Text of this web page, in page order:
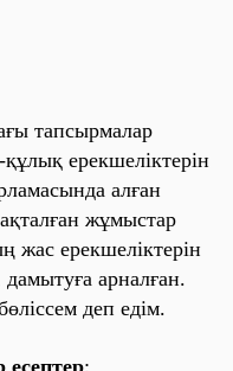
тапсырмалар
ерекшеліктерін
алған
жұмыстар
жас ерекшеліктерін
дамытуға арналған.
деп едім.
: